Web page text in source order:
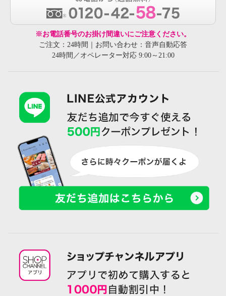
※お電話番号のお掛け間違いにご注意ください。
ご注文：24時間｜お問い合わせ：音声自動応答
24時間／オペレーター対応 9:00～21:00